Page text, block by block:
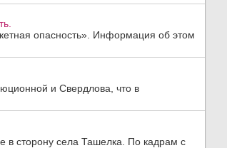
опасность». Информация об этом
и Свердлова, что в
в сторону села Ташелка. По кадрам с